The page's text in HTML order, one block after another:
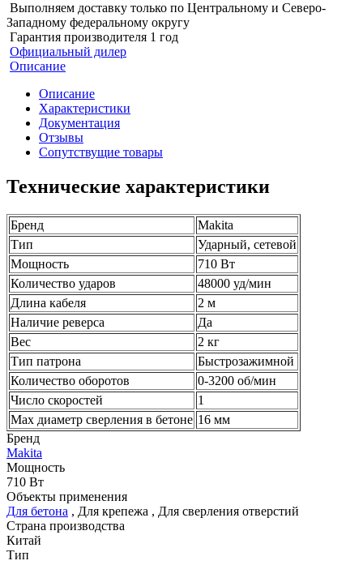
Выполняем доставку только по Центральному и Северо-
Западному федеральному округу
Гарантия производителя 1 год
Официальный дилер
Описание
Описание
Характеристики
Документация
Отзывы
Сопутствущие товары
Технические характеристики
Бренд
Makita
Тип
Ударный, сетевой
Мощность
710 Вт
Количество ударов
48000 уд/мин
Длина кабеля
2 м
Наличие реверса
Да
Вес
2 кг
Тип патрона
Быстрозажимной
Количество оборотов
0-3200 об/мин
Число скоростей
1
Мах диаметр сверления в бетоне 16 мм
Бренд
Makita
Мощность
710 Вт
Объекты применения
Для бетона , Для крепежа , Для сверления отверстий
Страна производства
Китай
Тип